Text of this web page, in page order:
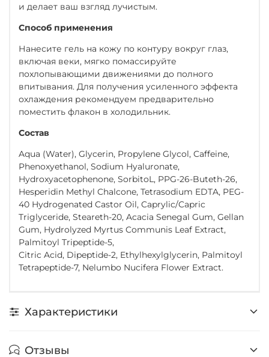
и делает ваш взгляд лучистым.
Способ применения
Нанесите гель на кожу по контуру вокруг глаз,
включая веки, мягко помассируйте
похлопывающими движениями до полного
впитывания. Для получения усиленного эффекта
охлаждения рекомендуем предварительно
поместить флакон в холодильник.
Состав
Aqua (Water), Glycerin, Propylene Glycol, Caffeine,
Phenoxyethanol, Sodium Hyaluronate,
Hydroxyacetophenone, SorbitoL, PPG-26-Buteth-26,
Hesperidin Methyl Chalcone, Tetrasodium EDTA, PEG-
40 Hydrogenated Castor Oil, Caprylic/Capric
Triglyceride, Steareth-20, Acacia Senegal Gum, Gellan
Gum, Hydrolyzed Myrtus Communis Leaf Extract,
Palmitoyl Tripeptide-5,
Citric Acid, Dipeptide-2, Ethylhexylglycerin, Palmitoyl
Tetrapeptide-7, Nelumbo Nucifera Flower Extract.
Характеристики
Отзывы